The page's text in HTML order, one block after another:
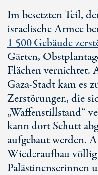
Im besetzten Teil,
israelische Armee
1 500 Gebäude
Gärten,
Flächen vernichtet.
Gaza-Stadtkam es
Zerstörungen, die
„Waffenstillstand“
kann dort Schutt
aufgebaut werden.
Wiederaufbau
Palästinenserinnen